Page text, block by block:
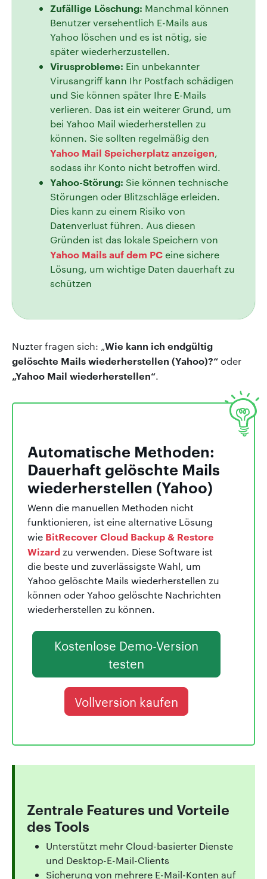
Zufällige Löschung: Manchmal können
Benutzer versehentlich E-Mails aus
Yahoo löschen und es ist nötig, sie
später wiederherzustellen.
Virusprobleme: Ein unbekannter
Virusangriff kann Ihr Postfach schädigen
und Sie können später Ihre E-Mails
verlieren. Das ist ein weiterer Grund, um
bei Yahoo Mail wiederherstellen zu
können. Sie sollten regelmäßig den
Yahoo Mail Speicherplatz anzeigen,
sodass ihr Konto nicht betroffen wird.
Yahoo-Störung: Sie können technische
Störungen oder Blitzschläge erleiden.
Dies kann zu einem Risiko von
Datenverlust führen. Aus diesen
Gründen ist das lokale Speichern von
Yahoo Mails auf dem PCeine sichere
Lösung, um wichtige Daten dauerhaft zu
schützen
Nuzter fragen sich: „Wie kann ich endgültig
gelöschte Mails wiederherstellen (Yahoo)?“oder
„Yahoo Mail wiederherstellen“.
Automatische Methoden:
Dauerhaft gelöschte Mails
wiederherstellen (Yahoo)
Wenn die manuellen Methoden nicht
funktionieren, ist eine alternative Lösung
wie BitRecover Cloud Backup & Restore
Wizard zu verwenden. Diese Software ist
die beste und zuverlässigste Wahl, um
Yahoo gelöschte Mails wiederherstellen zu
können oder Yahoo gelöschte Nachrichten
wiederherstellen zu können.
Kostenlose Demo-Version
testen
Vollversion kaufen
Zentrale Features und Vorteile
des Tools
Unterstützt mehr Cloud-basierter Dienste
und Desktop-E-Mail-Clients
Sicherung von mehrere E-Mail-Konten auf